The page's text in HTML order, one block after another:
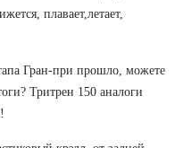
плавает,летает,
Гран-при прошло, можете
Тритрен 150 аналоги